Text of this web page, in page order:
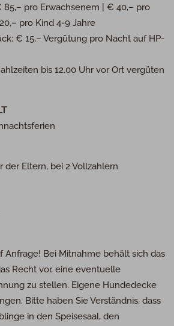
85,– pro Erwachsenem | € 40,– pro
pro Kind 4-9 Jahre
€ 15,– Vergütung pro Nacht auf HP-
bis 12.00 Uhr vor Ort vergüten
der Eltern, bei 2 Vollzahlern
Anfrage! Bei Mitnahme behält sich das
Recht vor, eine eventuelle
zu stellen. Eigene Hundedecke
Bitte haben Sie Verständnis, dass
in den Speisesaal, den